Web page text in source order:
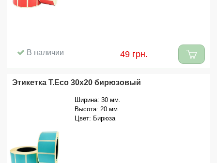
В наличии 49 грн.
Этикетка T.Eco 30x20 бирюзовый
Ширина: 30 мм.
Высота: 20 мм.
Цвет: Бирюза